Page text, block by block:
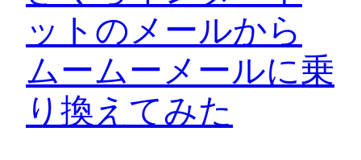
ットのメールから
ムームーメールに乗
り換えてみた